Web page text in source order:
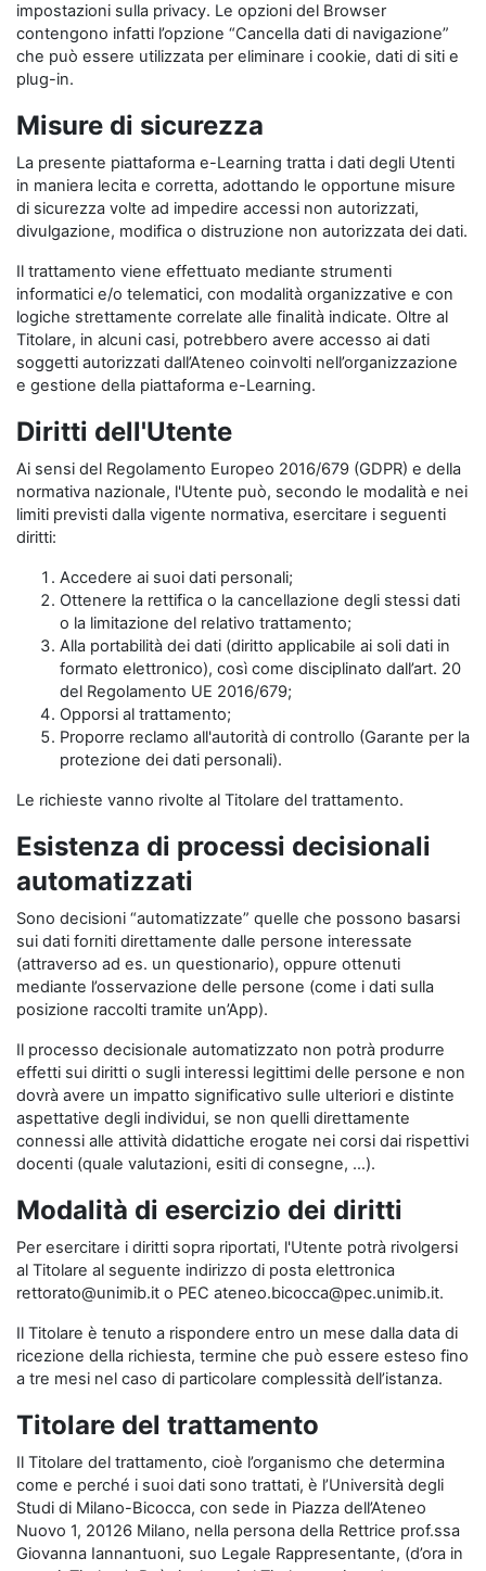
impostazioni sulla privacy. Le opzioni del Browser
contengono infatti l’opzione “Cancella dati di navigazione”
che può essere utilizzata per eliminare i cookie, dati di siti e
plug-in.
Misure di sicurezza
La presente piattaforma e-Learning tratta i dati degli Utenti
in maniera lecita e corretta, adottando le opportune misure
di sicurezza volte ad impedire accessi non autorizzati,
divulgazione, modifica o distruzione non autorizzata dei dati.
Il trattamento viene effettuato mediante strumenti
informatici e/o telematici, con modalità organizzative e con
logiche strettamente correlate alle finalità indicate. Oltre al
Titolare, in alcuni casi, potrebbero avere accesso ai dati
soggetti autorizzati dall’Ateneo coinvolti nell’organizzazione
e gestione della piattaforma e-Learning.
Diritti dell'Utente
Ai sensi del Regolamento Europeo 2016/679 (GDPR) e della
normativa nazionale, l'Utente può, secondo le modalità e nei
limiti previsti dalla vigente normativa, esercitare i seguenti
diritti:
Accedere ai suoi dati personali;
Ottenere la rettifica o la cancellazione degli stessi dati
o la limitazione del relativo trattamento;
Alla portabilità dei dati (diritto applicabile ai soli dati in
formato elettronico), così come disciplinato dall’art. 20
del Regolamento UE 2016/679;
Opporsi al trattamento;
Proporre reclamo all'autorità di controllo (Garante per la
protezione dei dati personali).
Le richieste vanno rivolte al Titolare del trattamento.
Esistenza di processi decisionali
automatizzati
Sono decisioni “automatizzate” quelle che possono basarsi
sui dati forniti direttamente dalle persone interessate
(attraverso ad es. un questionario), oppure ottenuti
mediante l’osservazione delle persone (come i dati sulla
posizione raccolti tramite un’App).
Il processo decisionale automatizzato non potrà produrre
effetti sui diritti o sugli interessi legittimi delle persone e non
dovrà avere un impatto significativo sulle ulteriori e distinte
aspettative degli individui, se non quelli direttamente
connessi alle attività didattiche erogate nei corsi dai rispettivi
docenti (quale valutazioni, esiti di consegne, …).
Modalità di esercizio dei diritti
Per esercitare i diritti sopra riportati, l'Utente potrà rivolgersi
al Titolare al seguente indirizzo di posta elettronica
rettorato@unimib.it o PEC ateneo.bicocca@pec.unimib.it.
Il Titolare è tenuto a rispondere entro un mese dalla data di
ricezione della richiesta, termine che può essere esteso fino
a tre mesi nel caso di particolare complessità dell’istanza.
Titolare del trattamento
Il Titolare del trattamento, cioè l’organismo che determina
come e perché i suoi dati sono trattati, è l’Università degli
Studi di Milano-Bicocca, con sede in Piazza dell’Ateneo
Nuovo 1, 20126 Milano, nella persona della Rettrice prof.ssa
Giovanna Iannantuoni, suo Legale Rappresentante, (d’ora in